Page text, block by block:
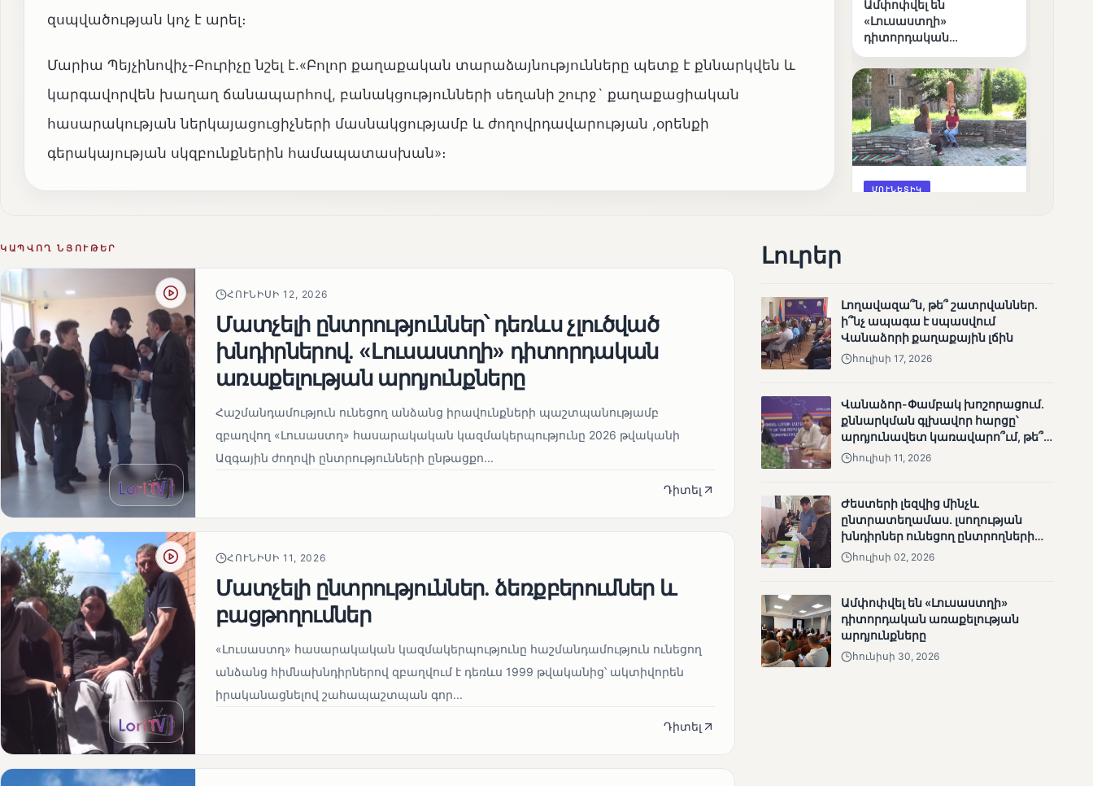
զսպվածության կոչ է արել։
Մարիա Պեյչինովիչ-Բուրիչը նշել է.«Բոլոր քաղաքական տարաձայնությունները պետք է քննարկվեն և
կարգավորվեն խաղաղ ճանապարհով, բանակցությունների սեղանի շուրջ` քաղաքացիական
հասարակության ներկայացուցիչների մասնակցությամբ և ժողովրդավարության ,օրենքի
գերակայության սկզբունքներին համապատասխան»։
Ամփոփվել են
«Լուսաստղի»
դիտորդական
արդյունքները
ՄՈՒՆԵՏԻԿ
Շարունակվում են
Փամբակ գետում
անհետացած
անչափահասների
Մատչելի
ընտրություններ՝ դեռևս
չլուծված խնդիրներով.
«Լուսաստղի»
ԿԱՊՎՈՂ ՆՅՈՒԹԵՐ
ՀՈՒՆԻՍԻ 12, 2026
Մատչելի ընտրություններ՝ դեռևս չլուծված
խնդիրներով. «Լուսաստղի» դիտորդական
առաքելության արդյունքները
Հաշմանդամություն ունեցող անձանց իրավունքների պաշտպանությամբ
զբաղվող «Լուսաստղ» հասարակական կազմակերպությունը 2026 թվականի
Ազգային ժողովի ընտրությունների ընթացքո...
Դիտել
ՀՈՒՆԻՍԻ 11, 2026
Մատչելի ընտրություններ. ձեռքբերումներ և
բացթողումներ
«Լուսաստղ» հասարակական կազմակերպությունը հաշմանդամություն ունեցող
անձանց հիմնախնդիրներով զբաղվում է դեռևս 1999 թվականից՝ ակտիվորեն
իրականացնելով շահապաշտպան գոր...
Դիտել
Լուրեր
Լողավազա՞ն, թե՞ շատրվաններ.
ի՞նչ ապագա է սպասվում
Վանաձորի քաղաքային լճին
հուլիսի 17, 2026
Վանաձոր-Փամբակ խոշորացում.
քննարկման գլխավոր հարցը՝
արդյունավետ կառավարո՞ւմ, թե՞
քաղաքական նպատակ
հուլիսի 11, 2026
Ժեստերի լեզվից մինչև
ընտրատեղամաս. լսողության
խնդիրներ ունեցող ընտրողների
ճանապարհը
հուլիսի 02, 2026
Ամփոփվել են «Լուսաստղի»
դիտորդական առաքելության
արդյունքները
հունիսի 30, 2026